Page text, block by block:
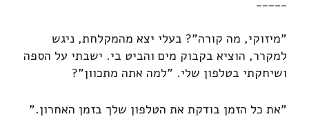
"מיזוקי, מה קורה"? בעלי יצא מהמקלחת, ניגש
למקרר, הוציא בקבוק מים והביט בי. ישבתי על הספה
ושיחקתי בטלפון שלי. "למה אתה מתכוון"?
"את כל הזמן בודקת את הטלפון שלך בזמן האחרון."